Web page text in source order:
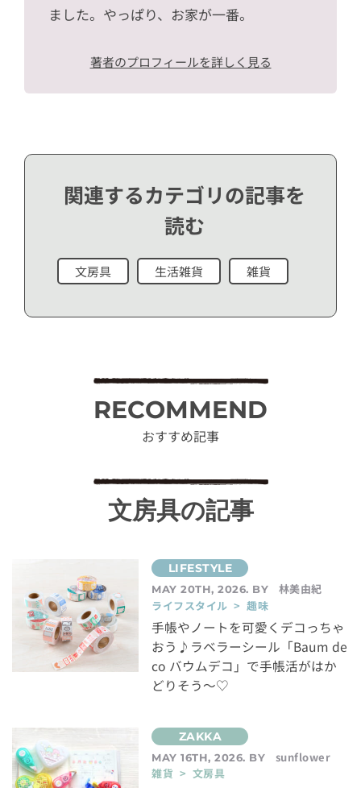
ました。やっぱり、お家が一番。
著者のプロフィールを詳しく見る
関連するカテゴリの記事を
読む
文房具 生活雑貨 雑貨
RECOMMEND
おすすめ記事
文房具の記事
MAY 20TH, 2026. BY
林美由紀
ライフスタイル > 趣味
手帳やノートを可愛くデコっちゃ
おう♪ラベラーシール「Baum de
co バウムデコ」で手帳活がはか
どりそう～♡
MAY 16TH, 2026. BY
sunflower
雑貨 > 文房具